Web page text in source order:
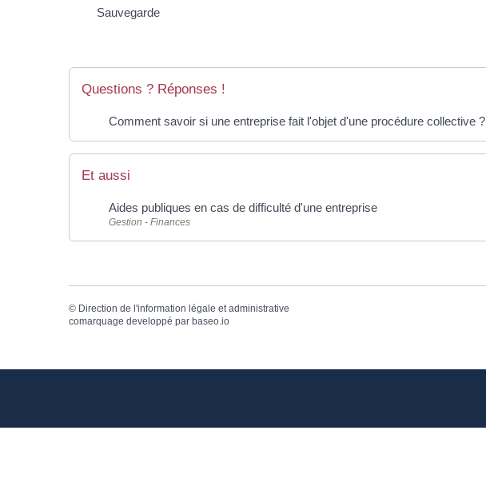
Sauvegarde
Questions ? Réponses !
Comment savoir si une entreprise fait l'objet d'une procédure collective ?
Et aussi
Aides publiques en cas de difficulté d'une entreprise
Gestion - Finances
© Direction de l'information légale et administrative
comarquage developpé par baseo.io